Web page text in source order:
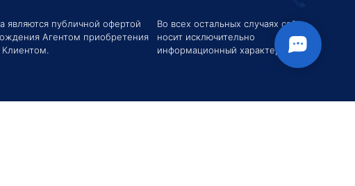
являются публичной офертой
Агентом приобретения
Клиентом.
Во всех остальных случаях сайт
носит исключительно
информационный характер.
Евгений Хоменко
задать их мне в чат!